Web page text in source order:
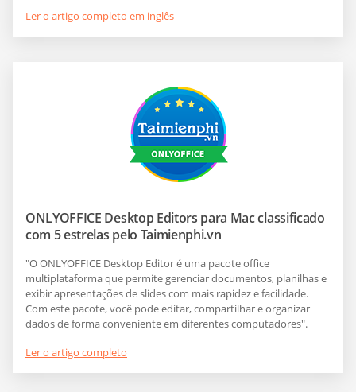
Ler o artigo completo em inglês
ONLYOFFICE Desktop Editors para Mac classificado
com 5 estrelas pelo Taimienphi.vn
"O ONLYOFFICE Desktop Editor é uma pacote office
multiplataforma que permite gerenciar documentos, planilhas e
exibir apresentações de slides com mais rapidez e facilidade.
Com este pacote, você pode editar, compartilhar e organizar
dados de forma conveniente em diferentes computadores".
Ler o artigo completo